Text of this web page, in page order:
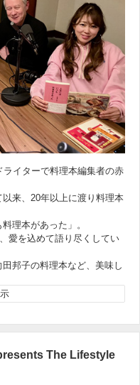
イターで料理本編集者の赤
来、20年以上に渡り料理本
理本があった」。
愛を込めて語り尽くしてい
邦子の料理本など、美味し
The Lifestyle